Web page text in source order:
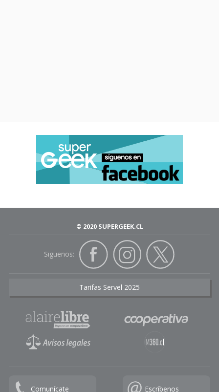
© 2020 SUPERGEEK.CL
Siguenos:
Tarifas Servel 2025
Comunícate Escríbenos